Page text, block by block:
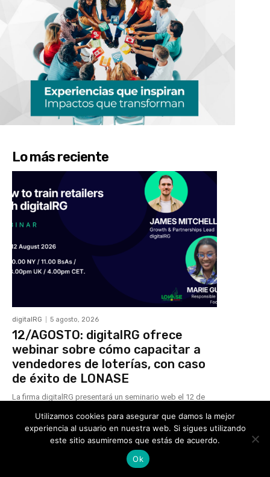
Lo más reciente
digitalRG 5 agosto, 2026
12/AGOSTO: digitalRG ofrece
webinar sobre cómo capacitar a
vendedores de loterías, con caso
de éxito de LONASE
La firma digitalRG presentará un seminario web el 12 de
de vendedores minoristas en juego responsable y
prevención de lavado de activos.
Utilizamos cookies para asegurar que damos la mejor
experiencia al usuario en nuestra web. Si sigues utilizando
este sitio asumiremos que estás de acuerdo.
Ok